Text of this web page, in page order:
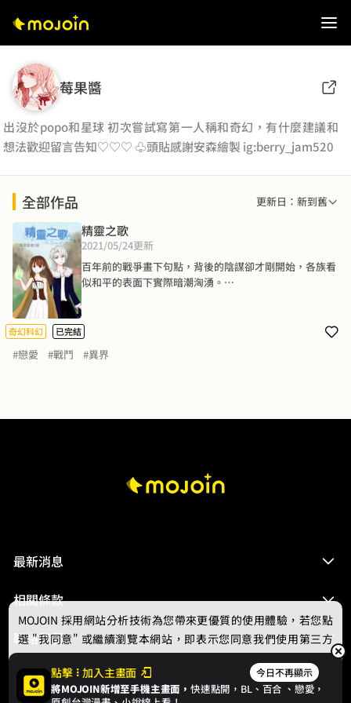
莓果醬
出沒於popo和星球 初次嘗試寫第一人稱和奇幻，有什麼建議和
想法歡迎留言告知♡♡♡ ♧頭貼感謝安森繪製 ig:berry_jam520
全部作品 更新日：新到舊
精靈之歌
2021/05/24更新
百年前的戰爭畫下句點，背後的陰謀卻才剛開始，各族看
似和平的表面下實際暗潮洶湧。
而她，真正的身分是⋯⋯？
奇幻科幻 已完結
#戀愛 #戰鬥 #異界
最新消息
相關條款
聯絡我們
點擊 加入主畫面 今日不再顯示
將MOJOIN新增至手機主畫面，快速點開，BL、 百合 、戀愛，
MOJOIN 採用網站分析技術為您帶來更優質的使用體驗，若您點
選 "我同意" 或繼續瀏覽本網站，即表示您同意我們使用第三方
Cookie，欲瞭解更多資訊請見隱私權政策。
我同意